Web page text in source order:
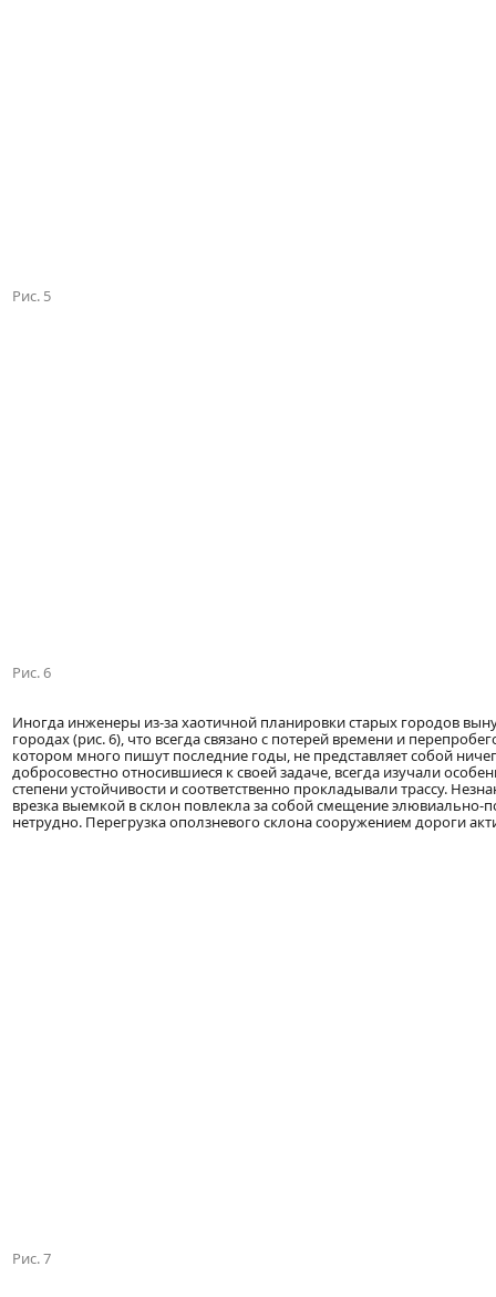
Рис. 5
Рис. 6
Иногда инженеры из-за хаотичной планировки старых городов
городах (рис. 6), что всегда связано с потерей времени и
котором много пишут последние годы, не представляет собой
добросовестно относившиеся к своей задаче, всегда изучали
степени устойчивости и соответственно прокладывали трассу.
врезка выемкой в склон повлекла за собой смещение
нетрудно. Перегрузка оползневого склона сооружением дороги
Рис. 7